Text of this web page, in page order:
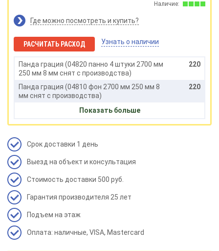
Наличие:
Где можно посмотреть и купить?
РАСЧИТАТЬ РАСХОД Узнать о наличии
Панда грация (04820 панно 4 штуки 2700 мм
250 мм 8 мм снят с производства)
220
Панда грация (04810 фон 2700 мм 250 мм 8
мм снят с производства)
220
Показать больше
Срок доставки 1 день
Выезд на объект и консультация
Стоимость доставки 500 руб.
Гарантия производителя 25 лет
Подъем на этаж
Оплата: наличные, VISA, Mastercard